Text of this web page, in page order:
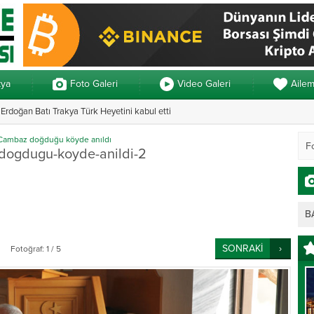
Foto Galeri Video Galeri Ailem
Batı Trakya Türk Heyetini kabul etti
3 ayrı yemin
doğduğu köyde anıldı
koyde-anildi-2
Fotoğraf: 1 / 5 SONRAKİ